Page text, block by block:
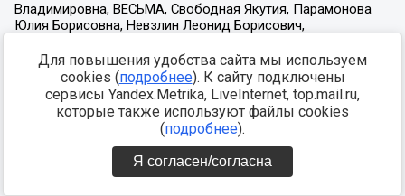
Для повышения удобства сайта мы используем
cookies (подробнее). К сайту подключены
сервисы Yandex.Metrika, LiveInternet, top.mail.ru,
которые также используют файлы cookies
(подробнее).
Я согласен/согласна